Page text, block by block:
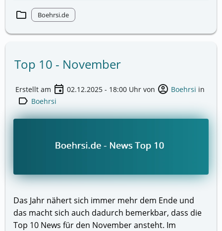
folder Boehrsi.de
Top 10 - November
Erstellt am event 02.12.2025 - 18:00 Uhr von account_circle Boehrsi in
label Boehrsi
Das Jahr nähert sich immer mehr dem Ende und
das macht sich auch dadurch bemerkbar, dass die
Top 10 News für den November ansteht. Im